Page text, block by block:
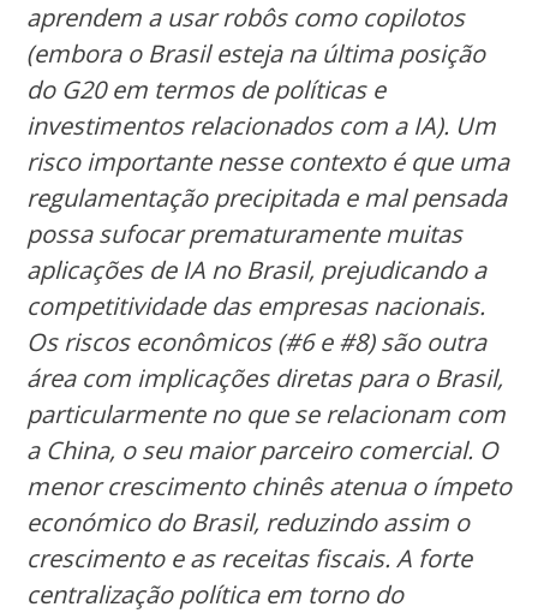
aprendem a usar robôs como copilotos
(embora o Brasil esteja na última posição
do G20 em termos de políticas e
investimentos relacionados com a IA). Um
risco importante nesse contexto é que uma
regulamentação precipitada e mal pensada
possa sufocar prematuramente muitas
aplicações de IA no Brasil, prejudicando a
competitividade das empresas nacionais.
Os riscos econômicos (#6 e #8) são outra
área com implicações diretas para o Brasil,
particularmente no que se relacionam com
a China, o seu maior parceiro comercial. O
menor crescimento chinês atenua o ímpeto
económico do Brasil, reduzindo assim o
crescimento e as receitas fiscais. A forte
centralização política em torno do